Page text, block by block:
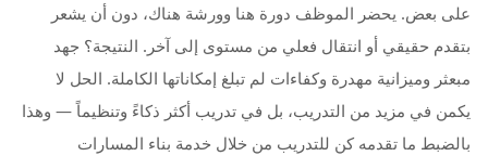
على بعض. يحضر الموظف دورة هنا وورشة هناك، دون أن يشعر
بتقدم حقيقي أو انتقال فعلي من مستوى إلى آخر. النتيجة؟ جهد
مبعثر وميزانية مهدرة وكفاءات لم تبلغ إمكاناتها الكاملة. الحل لا
يكمن في مزيد من التدريب، بل في تدريب أكثر ذكاءً وتنظيماً — وهذا
بالضبط ما تقدمه كن للتدريب من خلال خدمة بناء المسارات